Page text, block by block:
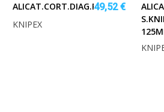
49,52 €
KNIPEX